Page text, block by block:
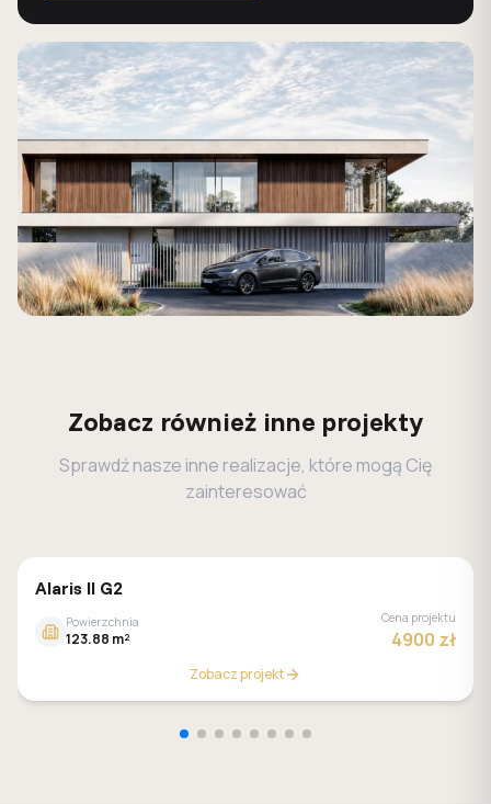
Zobacz również inne projekty
Sprawdź nasze inne realizacje, które mogą Cię
zainteresować
MALACHIT
Alaris II G2
Powierzchnia
123.88 m²
Cena projektu
4900 zł
Zobacz projekt